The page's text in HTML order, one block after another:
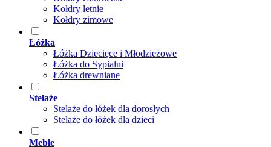
Kołdry letnie
Kołdry zimowe
Łóżka
Łóżka Dziecięce i Młodzieżowe
Łóżka do Sypialni
Łóżka drewniane
Stelaże
Stelaże do łóżek dla dorosłych
Stelaże do łóżek dla dzieci
Meble